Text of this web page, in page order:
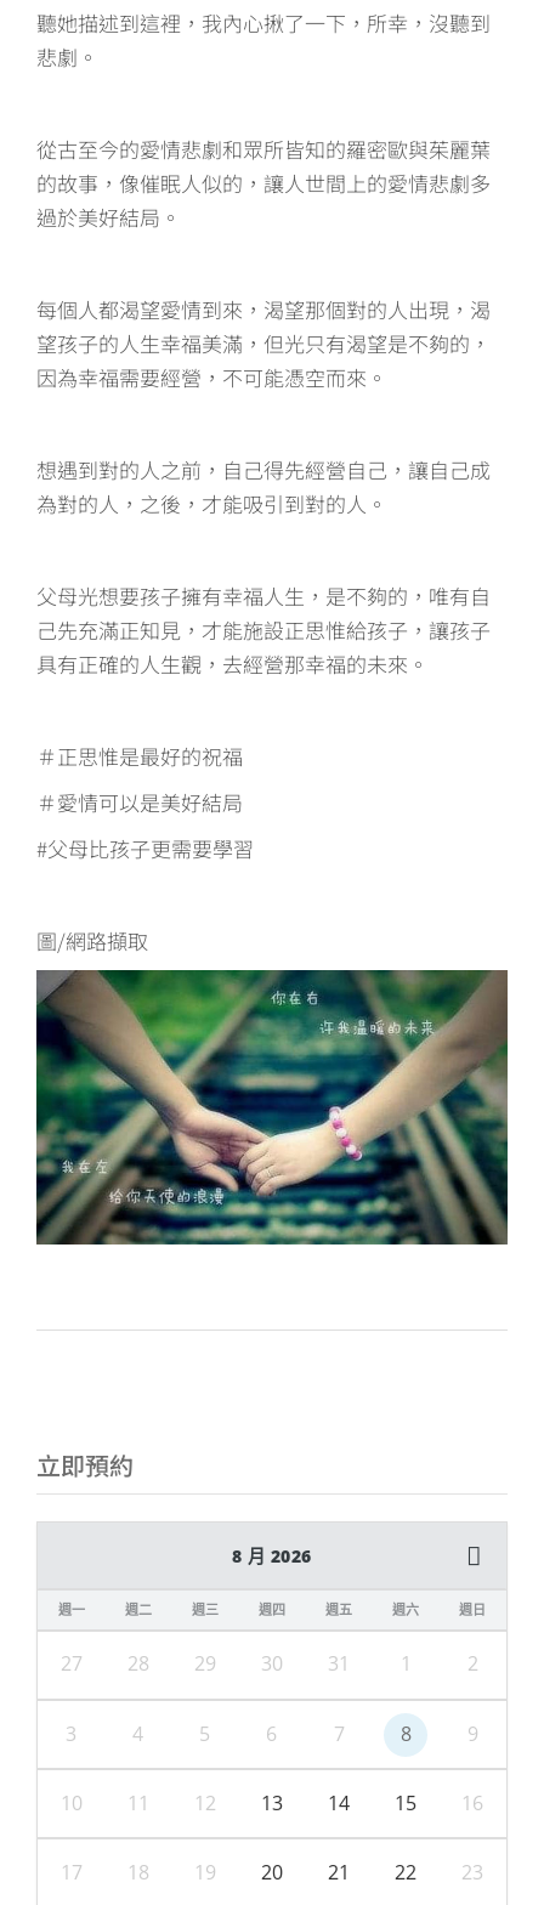
聽她描述到這裡，我內心揪了一下，所幸，沒聽到
悲劇。
從古至今的愛情悲劇和眾所皆知的羅密歐與茱麗葉
的故事，像催眠人似的，讓人世間上的愛情悲劇多
過於美好結局。
每個人都渴望愛情到來，渴望那個對的人出現，渴
望孩子的人生幸福美滿，但光只有渴望是不夠的，
因為幸福需要經營，不可能憑空而來。
想遇到對的人之前，自己得先經營自己，讓自己成
為對的人，之後，才能吸引到對的人。
父母光想要孩子擁有幸福人生，是不夠的，唯有自
己先充滿正知見，才能施設正思惟給孩子，讓孩子
具有正確的人生觀，去經營那幸福的未來。
＃正思惟是最好的祝福
＃愛情可以是美好結局
#父母比孩子更需要學習
圖/網路擷取
立即預約
8 月 2026
週一 週二 週三 週四 週五 週六 週日
27 28 29 30 31 1 2
3 4 5 6 7 8 9
10 11 12 13 14 15 16
17 18 19 20 21 22 23